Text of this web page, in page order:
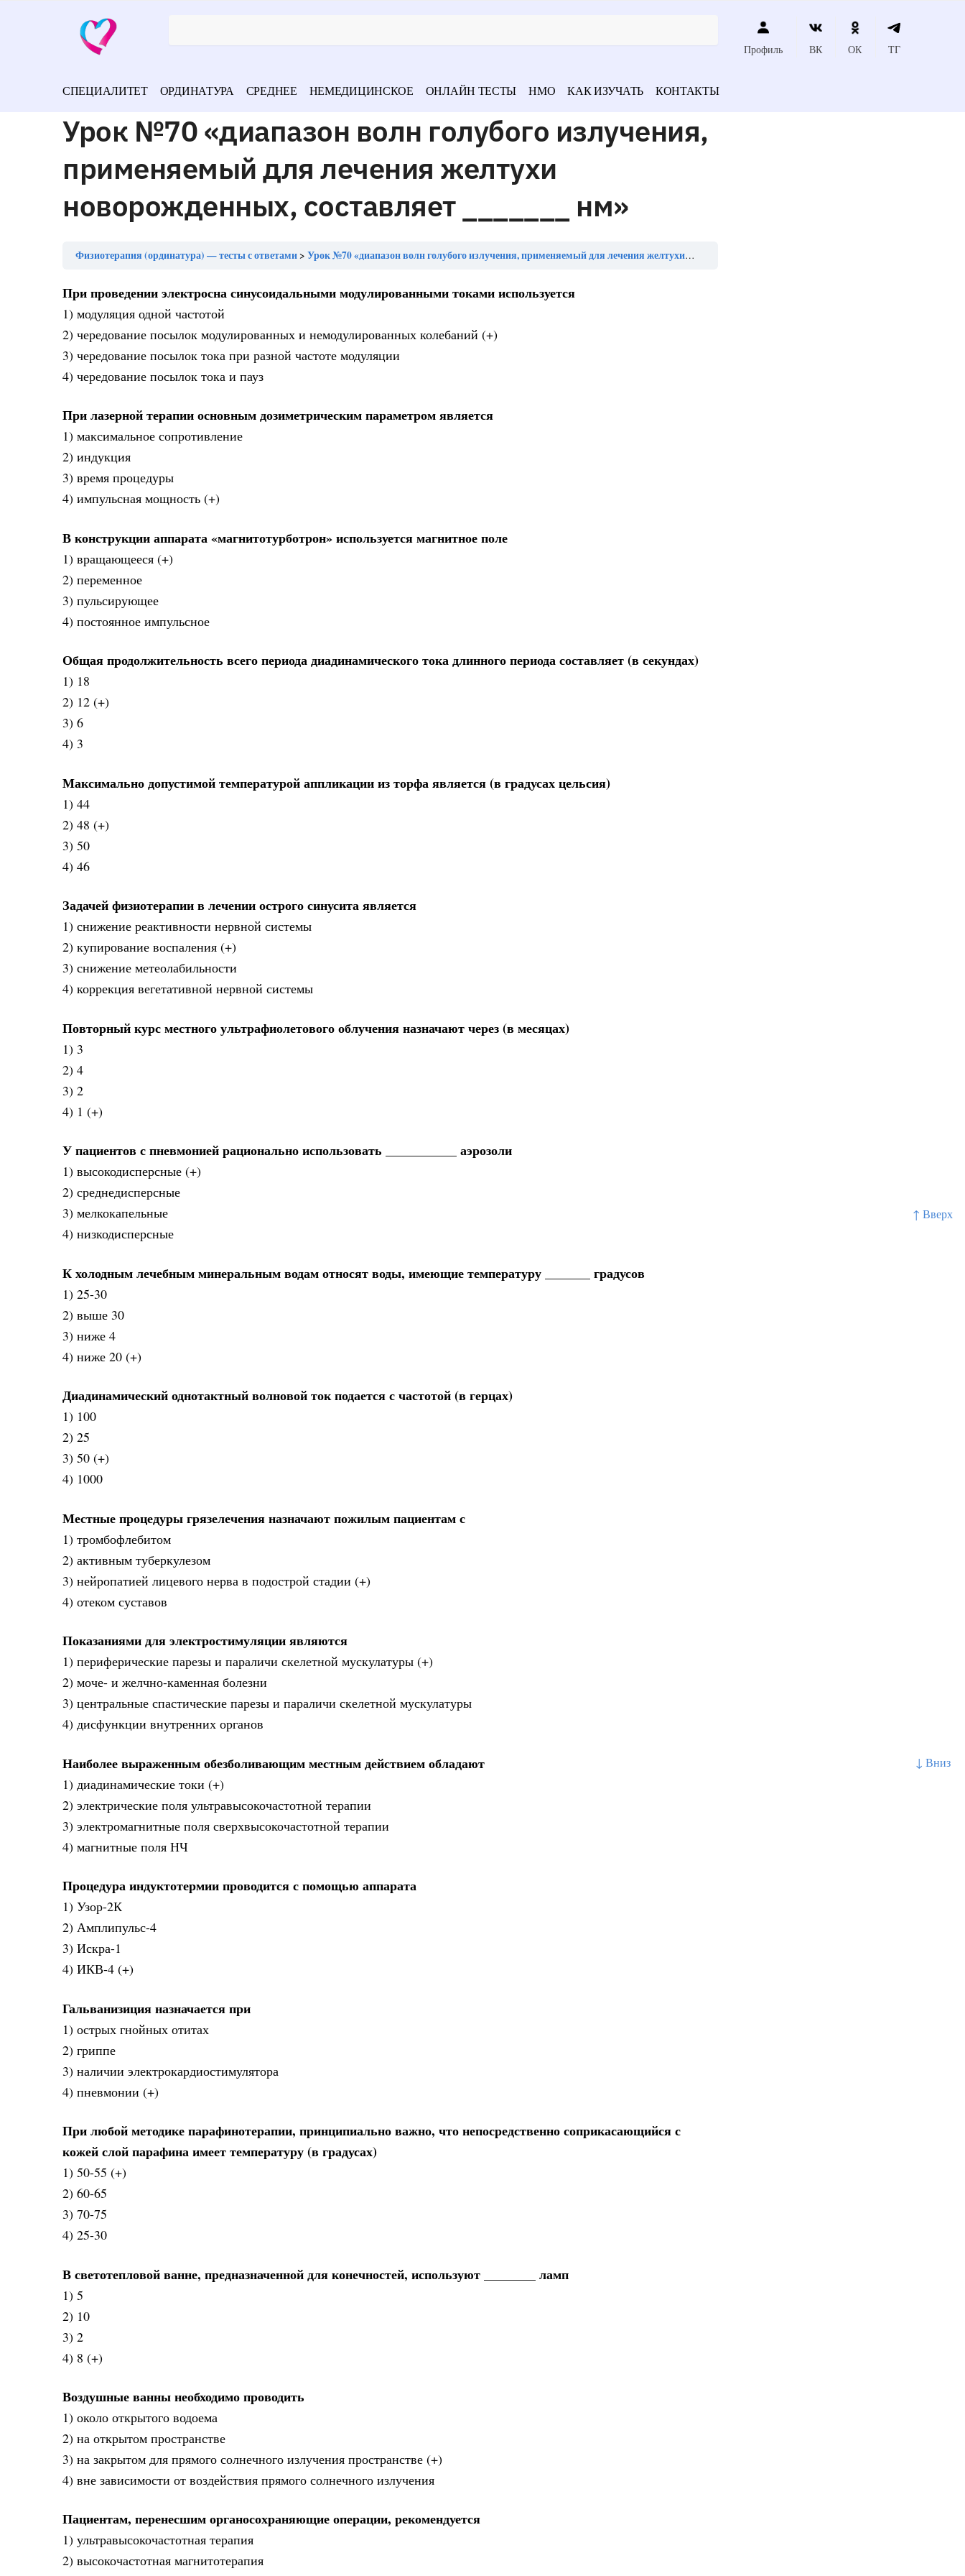
↑ Вверх
↓ Вниз
Профиль ВК ОК ТГ
СПЕЦИАЛИТЕТ ОРДИНАТУРА СРЕДНЕЕ НЕМЕДИЦИНСКОЕ ОНЛАЙН ТЕСТЫ НМО КАК ИЗУЧАТЬ КОНТАКТЫ
Урок №70 «диапазон волн голубого излучения,
применяемый для лечения желтухи
новорожденных, составляет _______ нм»
Физиотерапия (ординатура) — тесты с ответами Урок №70 «диапазон волн голубого излучения, применяемый для лечения желтухи новорожденных, составляет _______ нм»
При проведении электросна синусоидальными модулированными токами используется
1) модуляция одной частотой
2) чередование посылок модулированных и немодулированных колебаний (+)
3) чередование посылок тока при разной частоте модуляции
4) чередование посылок тока и пауз
При лазерной терапии основным дозиметрическим параметром является
1) максимальное сопротивление
2) индукция
3) время процедуры
4) импульсная мощность (+)
В конструкции аппарата «магнитотурботрон» используется магнитное поле
1) вращающееся (+)
2) переменное
3) пульсирующее
4) постоянное импульсное
Общая продолжительность всего периода диадинамического тока длинного периода составляет (в секундах)
1) 18
2) 12 (+)
3) 6
4) 3
Максимально допустимой температурой аппликации из торфа является (в градусах цельсия)
1) 44
2) 48 (+)
3) 50
4) 46
Задачей физиотерапии в лечении острого синусита является
1) снижение реактивности нервной системы
2) купирование воспаления (+)
3) снижение метеолабильности
4) коррекция вегетативной нервной системы
Повторный курс местного ультрафиолетового облучения назначают через (в месяцах)
1) 3
2) 4
3) 2
4) 1 (+)
У пациентов с пневмонией рационально использовать ___________ аэрозоли
1) высокодисперсные (+)
2) среднедисперсные
3) мелкокапельные
4) низкодисперсные
К холодным лечебным минеральным водам относят воды, имеющие температуру _______ градусов
1) 25-30
2) выше 30
3) ниже 4
4) ниже 20 (+)
Диадинамический однотактный волновой ток подается с частотой (в герцах)
1) 100
2) 25
3) 50 (+)
4) 1000
Местные процедуры грязелечения назначают пожилым пациентам с
1) тромбофлебитом
2) активным туберкулезом
3) нейропатией лицевого нерва в подострой стадии (+)
4) отеком суставов
Показаниями для электростимуляции являются
1) периферические парезы и параличи скелетной мускулатуры (+)
2) моче- и желчно-каменная болезни
3) центральные спастические парезы и параличи скелетной мускулатуры
4) дисфункции внутренних органов
Наиболее выраженным обезболивающим местным действием обладают
1) диадинамические токи (+)
2) электрические поля ультравысокочастотной терапии
3) электромагнитные поля сверхвысокочастотной терапии
4) магнитные поля НЧ
Процедура индуктотермии проводится с помощью аппарата
1) Узор-2К
2) Амплипульс-4
3) Искра-1
4) ИКВ-4 (+)
Гальванизиция назначается при
1) острых гнойных отитах
2) гриппе
3) наличии электрокардиостимулятора
4) пневмонии (+)
При любой методике парафинотерапии, принципиально важно, что непосредственно соприкасающийся с
кожей слой парафина имеет температуру (в градусах)
1) 50-55 (+)
2) 60-65
3) 70-75
4) 25-30
В светотепловой ванне, предназначенной для конечностей, используют ________ ламп
1) 5
2) 10
3) 2
4) 8 (+)
Воздушные ванны необходимо проводить
1) около открытого водоема
2) на открытом пространстве
3) на закрытом для прямого солнечного излучения пространстве (+)
4) вне зависимости от воздействия прямого солнечного излучения
Пациентам, перенесшим органосохраняющие операции, рекомендуется
1) ультравысокочастотная терапия
2) высокочастотная магнитотерапия